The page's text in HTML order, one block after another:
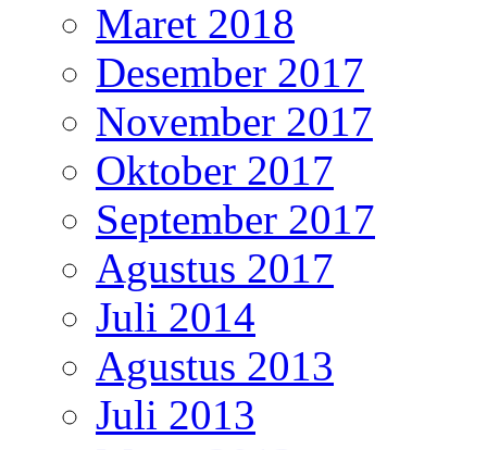
Maret 2018
Desember 2017
November 2017
Oktober 2017
September 2017
Agustus 2017
Juli 2014
Agustus 2013
Juli 2013